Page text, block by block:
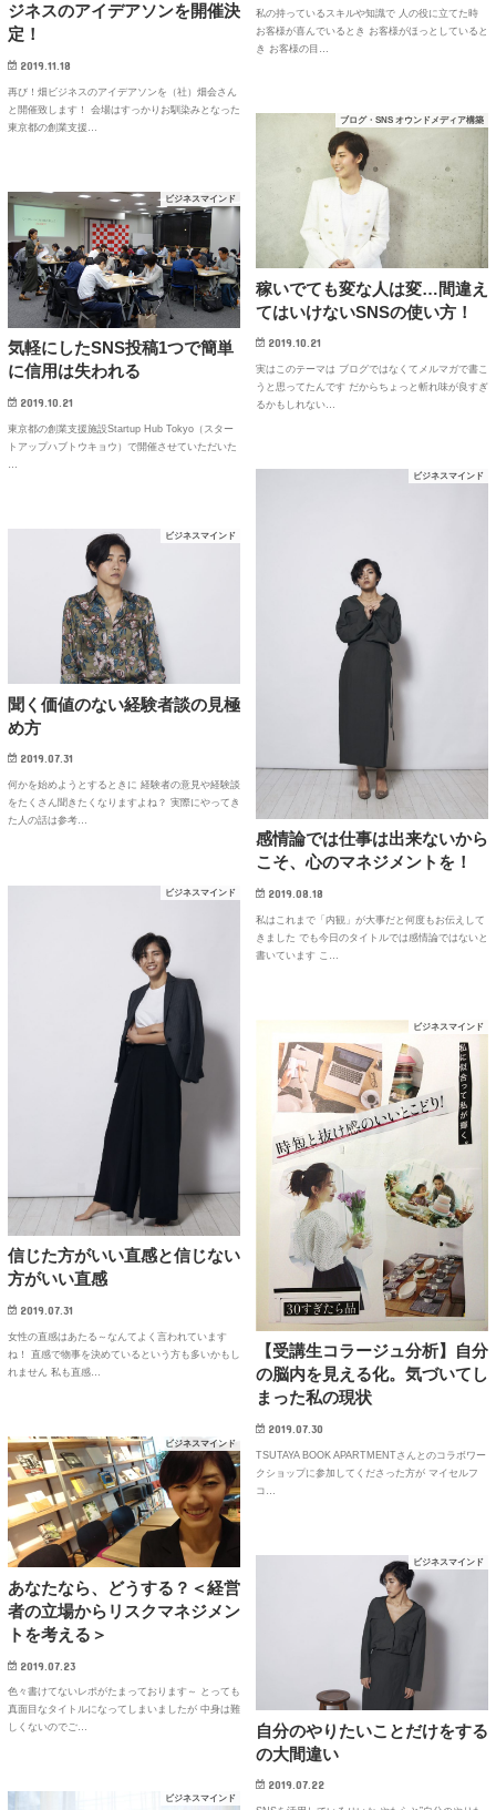
私の持っているスキルや知識で 人の役に立てた時
お客様が喜んでいるとき お客様がほっとしていると
き お客様の目…
ジネスのアイデアソンを開催決
定！
2019.11.18
再び！畑ビジネスのアイデアソンを（社）畑会さん
と開催致します！ 会場はすっかりお馴染みとなった
東京都の創業支援…
ブログ・SNS オウンドメディア構築
稼いでても変な人は変…間違え
てはいけないSNSの使い方！
2019.10.21
実はこのテーマは ブログではなくてメルマガで書こ
うと思ってたんです だからちょっと斬れ味が良すぎ
るかもしれない…
ビジネスマインド
気軽にしたSNS投稿1つで簡単
に信用は失われる
2019.10.21
東京都の創業支援施設Startup Hub Tokyo（スター
トアップハブトウキョウ）で開催させていただいた
ビジネスマインド
感情論では仕事は出来ないから
こそ、心のマネジメントを！
2019.08.18
私はこれまで「内観」が大事だと何度もお伝えして
きました でも今日のタイトルでは感情論ではないと
書いています こ…
ビジネスマインド
聞く価値のない経験者談の見極
め方
2019.07.31
何かを始めようとするときに 経験者の意見や経験談
をたくさん聞きたくなりますよね？ 実際にやってき
た人の話は参考…
ビジネスマインド
信じた方がいい直感と信じない
方がいい直感
2019.07.31
女性の直感はあたる～なんてよく言われています
ね！ 直感で物事を決めているという方も多いかもし
れません 私も直感…
ビジネスマインド
【受講生コラージュ分析】自分
の脳内を見える化。気づいてし
まった私の現状
2019.07.30
TSUTAYA BOOK APARTMENTさんとのコラボワー
クショップに参加してくださった方が マイセルフ
コ…
ビジネスマインド
あなたなら、どうする？＜経営
者の立場からリスクマネジメン
トを考える＞
2019.07.23
色々書けてないレポがたまっております～ とっても
真面目なタイトルになってしまいましたが 中身は難
しくないのでご…
ビジネスマインド
自分のやりたいことだけをする
の大間違い
2019.07.22
ビジネスマインド